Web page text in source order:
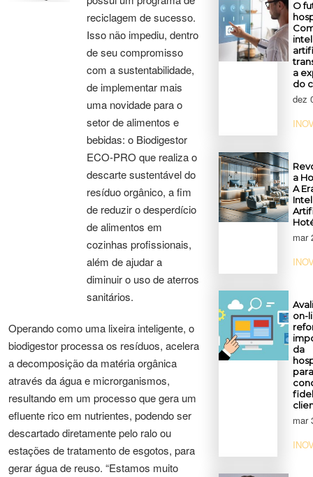
reciclagem de sucesso.
Isso não impediu, dentro
de seu compromisso
com a sustentabilidade,
de implementar mais
uma novidade para o
setor de alimentos e
bebidas: o Biodigestor
ECO-PRO que realiza o
descarte sustentável do
resíduo orgânico, a fim
de reduzir o desperdício
de alimentos em
cozinhas profissionais,
além de ajudar a
diminuir o uso de aterros
sanitários.
Operando como uma lixeira inteligente, o
biodigestor processa os resíduos, acelera
a decomposição da matéria orgânica
através da água e microrganismos,
resultando em um processo que gera um
efluente rico em nutrientes, podendo ser
descartado diretamente pelo ralo ou
estações de tratamento de esgotos, para
gerar água de reuso. “Estamos muito
O
a
do
dez
a
A
mar
on-
da
para
mar